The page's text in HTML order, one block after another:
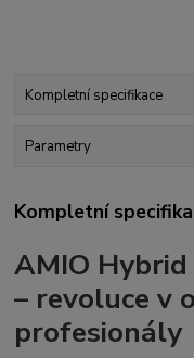
Kompletní specifikace
Parametry
Kompletní
AMIO
– revoluce v
profesionály